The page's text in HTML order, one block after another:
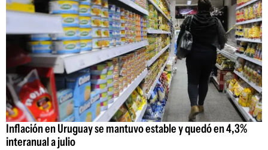
Inflación en Uruguay se mantuvo estable y quedó en 4,3%
interanual a julio